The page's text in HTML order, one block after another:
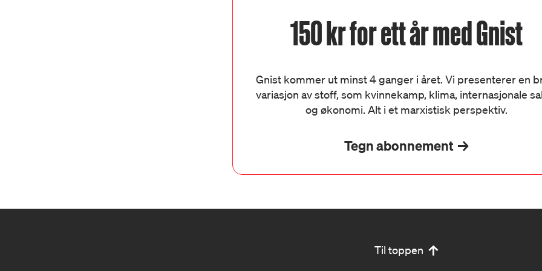
150 kr for ett år med Gnist
Gnist kommer ut minst 4 ganger i året. Vi presenterer en
variasjon av stoff, som kvinnekamp, klima, internasjonale
og økonomi. Alt i et marxistisk perspektiv.
Tegn abonnement
Til toppen